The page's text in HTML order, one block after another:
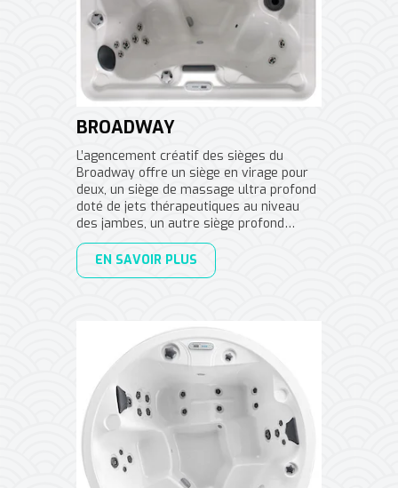
BROADWAY
L’agencement créatif des sièges du
Broadway offre un siège en virage pour
deux, un siège de massage ultra profond
doté de jets thérapeutiques au niveau
des jambes, un autre siège profond…
EN SAVOIR PLUS